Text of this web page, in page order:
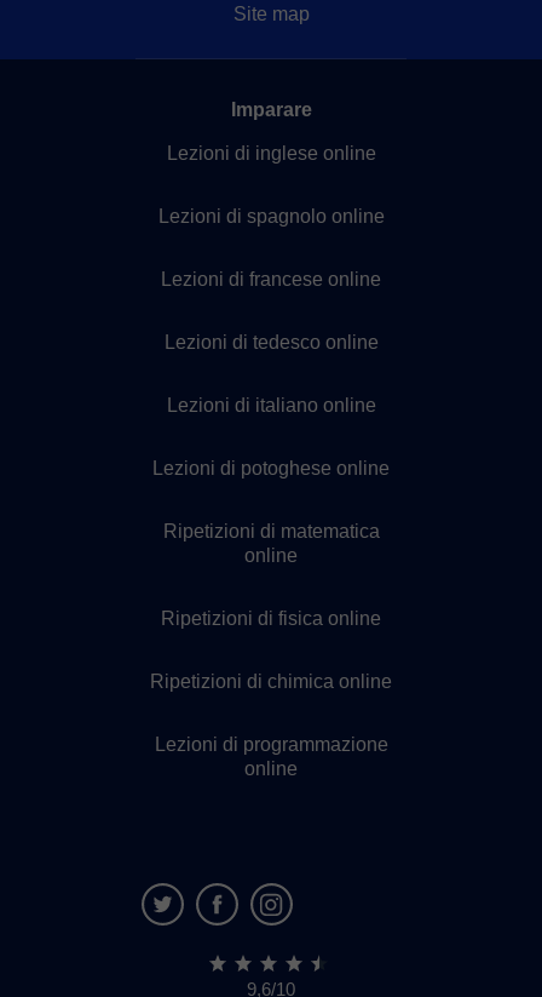
Site map
Imparare
Lezioni di inglese online
Lezioni di spagnolo online
Lezioni di francese online
Lezioni di tedesco online
Lezioni di italiano online
Lezioni di potoghese online
Ripetizioni di matematica
online
Ripetizioni di fisica online
Ripetizioni di chimica online
Lezioni di programmazione
online
9,6/10